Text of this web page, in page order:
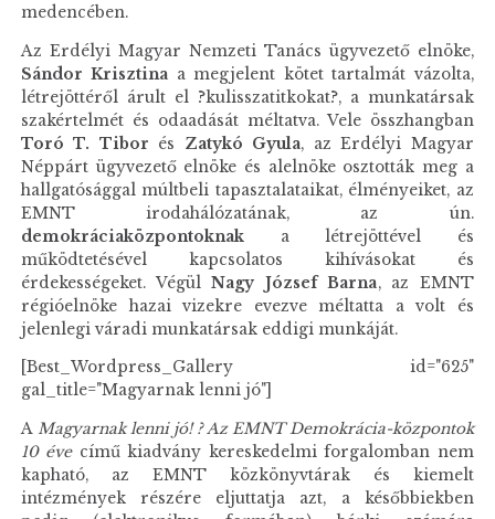
medencében.
Az Erdélyi Magyar Nemzeti Tanács ügyvezető elnöke,
Sándor Krisztina a megjelent kötet tartalmát vázolta,
létrejöttéről árult el ?kulisszatitkokat?, a munkatársak
szakértelmét és odaadását méltatva. Vele összhangban
Toró T. Tibor és Zatykó Gyula, az Erdélyi Magyar
Néppárt ügyvezető elnöke és alelnöke osztották meg a
hallgatósággal múltbeli tapasztalataikat, élményeiket, az
EMNT irodahálózatának, az ún.
demokráciaközpontoknak a létrejöttével és
működtetésével kapcsolatos kihívásokat és
érdekességeket. VégülNagy József Barna, az EMNT
régióelnöke hazai vizekre evezve méltatta a volt és
jelenlegi váradi munkatársak eddigi munkáját.
[Best_Wordpress_Gallery id="625"
gal_title="Magyarnak lenni jó"]
AMagyarnak lenni jó! ? Az EMNT Demokrácia-központok
10 évecímű kiadvány kereskedelmi forgalomban nem
kapható, az EMNT közkönyvtárak és kiemelt
intézmények részére eljuttatja azt, a későbbiekben